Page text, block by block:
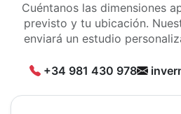
Cuéntanos las dimensiones
previsto y tu ubicación.
enviará un estudio
+34 981 430 978